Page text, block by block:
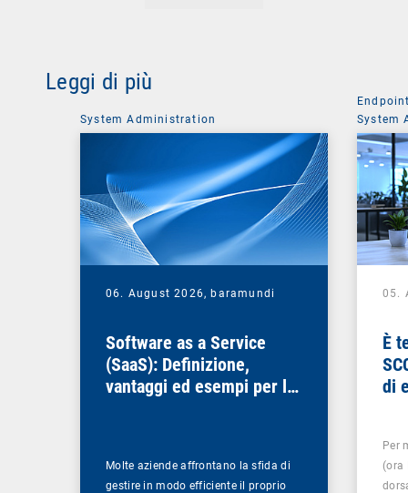
Leggi di più
System Administration
06. August 2026, baramundi
Software as a Service
(SaaS): Definizione,
vantaggi ed esempi per le
Molte aziende affrontano la sfida di
gestire in modo efficiente il proprio
System
05.
È
di
Per
(ora